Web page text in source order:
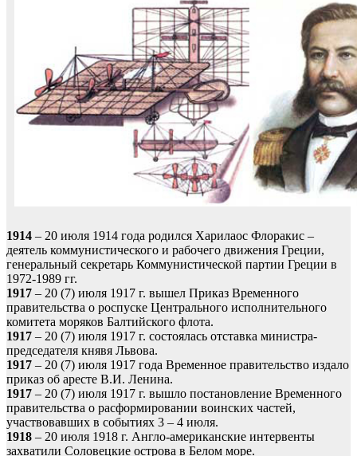
1914 – 20 июля 1914 года родился Харилаос Флоракис –
деятель коммунистического и рабочего движения Греции,
генеральный секретарь Коммунистической партии Греции в
1972-1989 гг.
1917 – 20 (7) июля 1917 г. вышел Приказ Временного
правительства о роспуске Центрального исполнительного
комитета моряков Балтийского флота.
1917 – 20 (7) июля 1917 г. состоялась отставка министра-
председателя княвя Львова.
1917 – 20 (7) июля 1917 года Временное правительство издало
приказ об аресте В.И. Ленина.
1917 – 20 (7) июля 1917 г. вышло постановление Временного
правительства о расформировании воинских частей,
участвовавших в событиях 3 – 4 июля.
1918 – 20 июля 1918 г. Англо-американские интервенты
захватили Соловецкие острова в Белом море.